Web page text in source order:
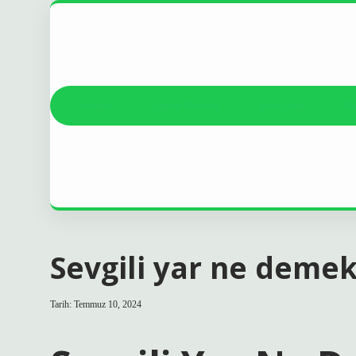
Sevgili yar ne
Tarih: Temmuz 10, 2024